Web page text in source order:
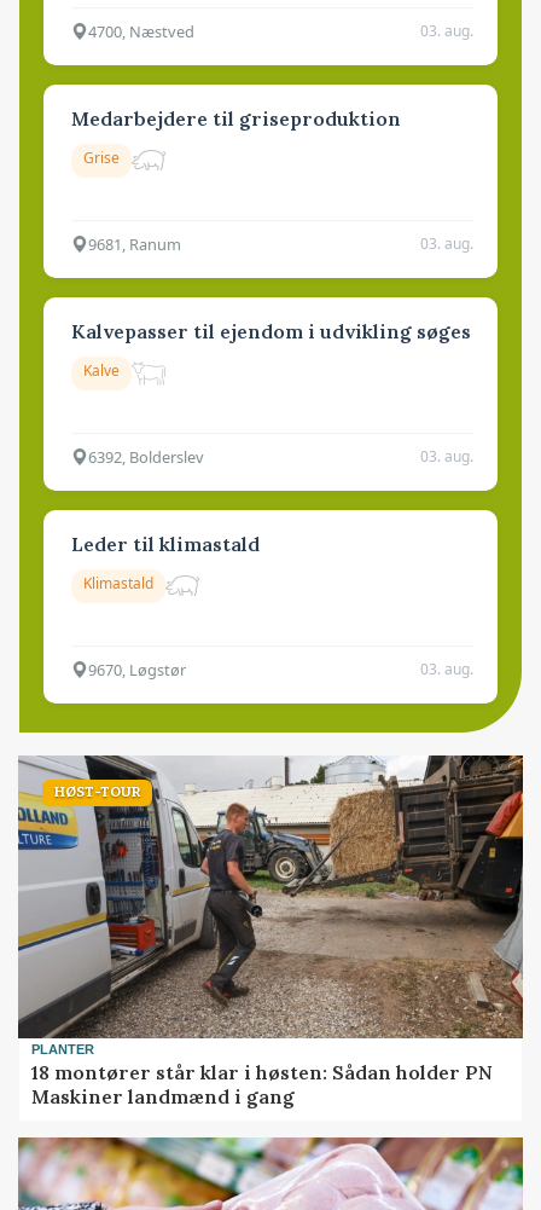
4700, Næstved 03. aug.
Medarbejdere til griseproduktion
Grise
9681, Ranum 03. aug.
Kalvepasser til ejendom i udvikling søges
Kalve
6392, Bolderslev 03. aug.
Leder til klimastald
Klimastald
9670, Løgstør 03. aug.
HØST-TOUR
PLANTER
18 montører står klar i høsten: Sådan holder PN
Maskiner landmænd i gang